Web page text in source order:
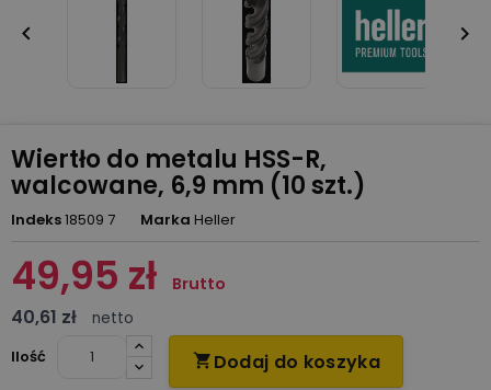
 
Wiertło do metalu HSS-R,
walcowane, 6,9 mm (10 szt.)
Indeks18509 7 Marka Heller
49,95 zł Brutto
40,61 zł
netto
Ilość
 Dodaj do koszyka